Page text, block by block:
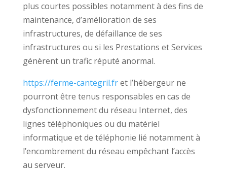
plus courtes possibles notamment à des fins de
maintenance, d’amélioration de ses
infrastructures, de défaillance de ses
infrastructures ou si les Prestations et Services
génèrent un trafic réputé anormal.
https://ferme-cantegril.fret l’hébergeur ne
pourront être tenus responsables en cas de
dysfonctionnement du réseau Internet, des
lignes téléphoniques ou du matériel
informatique et de téléphonie lié notamment à
l’encombrement du réseau empêchant l’accès
au serveur.